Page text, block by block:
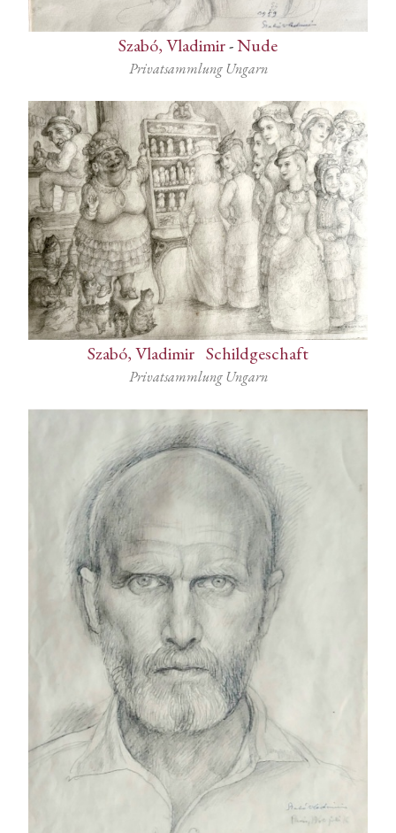
Szabó, Vladimir-Nude
Privatsammlung Ungarn
Szabó, Vladimir Schildgeschaft
Privatsammlung Ungarn